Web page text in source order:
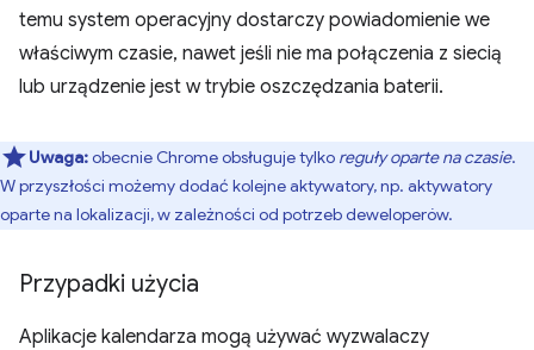
temu system operacyjny dostarczy powiadomienie we
właściwym czasie, nawet jeśli nie ma połączenia z siecią
lub urządzenie jest w trybie oszczędzania baterii.
Uwaga:obecnie Chrome obsługuje tylko reguły oparte na czasie.
W przyszłości możemy dodać kolejne aktywatory, np. aktywatory
oparte na lokalizacji, w zależności od potrzeb deweloperów.
Przypadki użycia
Aplikacje kalendarza mogą używać wyzwalaczy